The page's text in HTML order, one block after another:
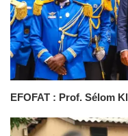
EFOFAT : Prof. Sélom